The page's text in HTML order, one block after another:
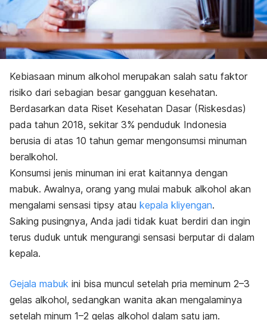
Kebiasaan minum alkohol merupakan salah satu faktor
risiko dari sebagian besar gangguan kesehatan.
Berdasarkan data Riset Kesehatan Dasar (Riskesdas)
pada tahun 2018, sekitar 3% penduduk Indonesia
berusia di atas 10 tahun gemar mengonsumsi minuman
beralkohol.
Konsumsi jenis minuman ini erat kaitannya dengan
mabuk. Awalnya, orang yang mulai mabuk alkohol akan
mengalami sensasi tipsy atau kepala kliyengan.
Saking pusingnya, Anda jadi tidak kuat berdiri dan ingin
terus duduk untuk mengurangi sensasi berputar di dalam
kepala.
Gejala mabuk ini bisa muncul setelah pria meminum 2–3
gelas alkohol, sedangkan wanita akan mengalaminya
setelah minum 1–2 gelas alkohol dalam satu jam.